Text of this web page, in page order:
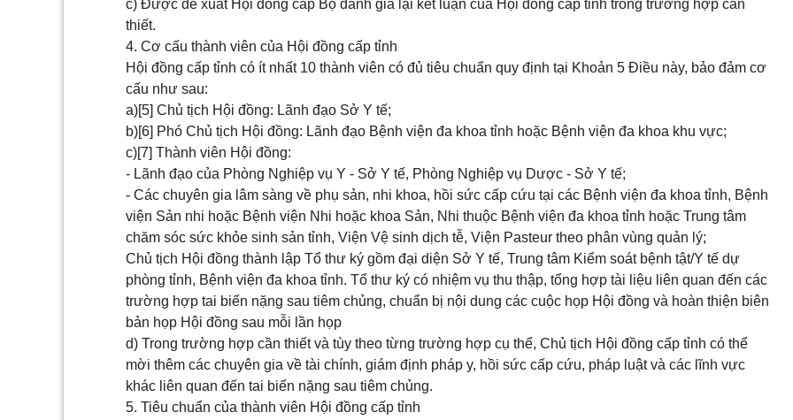
c) Được đề xuất Hội đồng cấp Bộ đánh giá lại kết luận của Hội đồng cấp tỉnh trong trường hợp cần
thiết.
4. Cơ cấu thành viên của Hội đồng cấp tỉnh
Hội đồng cấp tỉnh có ít nhất 10 thành viên có đủ tiêu chuẩn quy định tại Khoản 5 Điều này, bảo đảm cơ
cấu như sau:
a)[5] Chủ tịch Hội đồng: Lãnh đạo Sở Y tế;
b)[6] Phó Chủ tịch Hội đồng: Lãnh đạo Bệnh viện đa khoa tỉnh hoặc Bệnh viện đa khoa khu vực;
c)[7] Thành viên Hội đồng:
- Lãnh đạo của Phòng Nghiệp vụ Y - Sở Y tế, Phòng Nghiệp vụ Dược - Sở Y tế;
- Các chuyên gia lâm sàng về phụ sản, nhi khoa, hồi sức cấp cứu tại các Bệnh viện đa khoa tỉnh, Bệnh
viện Sản nhi hoặc Bệnh viện Nhi hoặc khoa Sản, Nhi thuộc Bệnh viện đa khoa tỉnh hoặc Trung tâm
chăm sóc sức khỏe sinh sản tỉnh, Viện Vệ sinh dịch tễ, Viện Pasteur theo phân vùng quản lý;
Chủ tịch Hội đồng thành lập Tổ thư ký gồm đại diện Sở Y tế, Trung tâm Kiểm soát bệnh tật/Y tế dự
phòng tỉnh, Bệnh viện đa khoa tỉnh. Tổ thư ký có nhiệm vụ thu thập, tổng hợp tài liệu liên quan đến các
trường hợp tai biến nặng sau tiêm chủng, chuẩn bị nội dung các cuộc họp Hội đồng và hoàn thiện biên
bản họp Hội đồng sau mỗi lần họp
d) Trong trường hợp cần thiết và tùy theo từng trường hợp cụ thể, Chủ tịch Hội đồng cấp tỉnh có thể
mời thêm các chuyên gia về tài chính, giám định pháp y, hồi sức cấp cứu, pháp luật và các lĩnh vực
khác liên quan đến tai biến nặng sau tiêm chủng.
5. Tiêu chuẩn của thành viên Hội đồng cấp tỉnh